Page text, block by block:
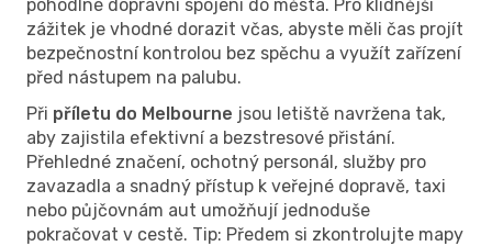
pohodlné dopravní spojení do města. Pro klidnější
zážitek je vhodné dorazit včas, abyste měli čas projít
bezpečnostní kontrolou bez spěchu a využít zařízení
před nástupem na palubu.
Při příletu do Melbourne jsou letiště navržena tak,
aby zajistila efektivní a bezstresové přistání.
Přehledné značení, ochotný personál, služby pro
zavazadla a snadný přístup k veřejné dopravě, taxi
nebo půjčovnám aut umožňují jednoduše
pokračovat v cestě. Tip: Předem si zkontrolujte mapy